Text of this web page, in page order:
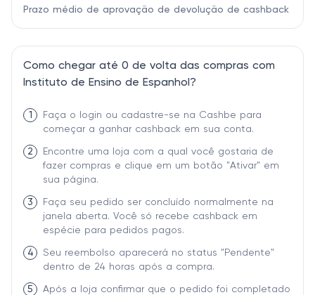
Prazo médio de aprovação de devolução de cashback
Como chegar até 0 de volta das compras com
Instituto de Ensino de Espanhol?
1
Faça o login ou cadastre-se na Cashbe para
começar a ganhar cashback em sua conta.
2
Encontre uma loja com a qual você gostaria de
fazer compras e clique em um botão "Ativar" em
sua página.
3
Faça seu pedido ser concluído normalmente na
janela aberta. Você só recebe cashback em
espécie para pedidos pagos.
4
Seu reembolso aparecerá no status "Pendente"
dentro de 24 horas após a compra.
5
Após a loja confirmar que o pedido foi completado